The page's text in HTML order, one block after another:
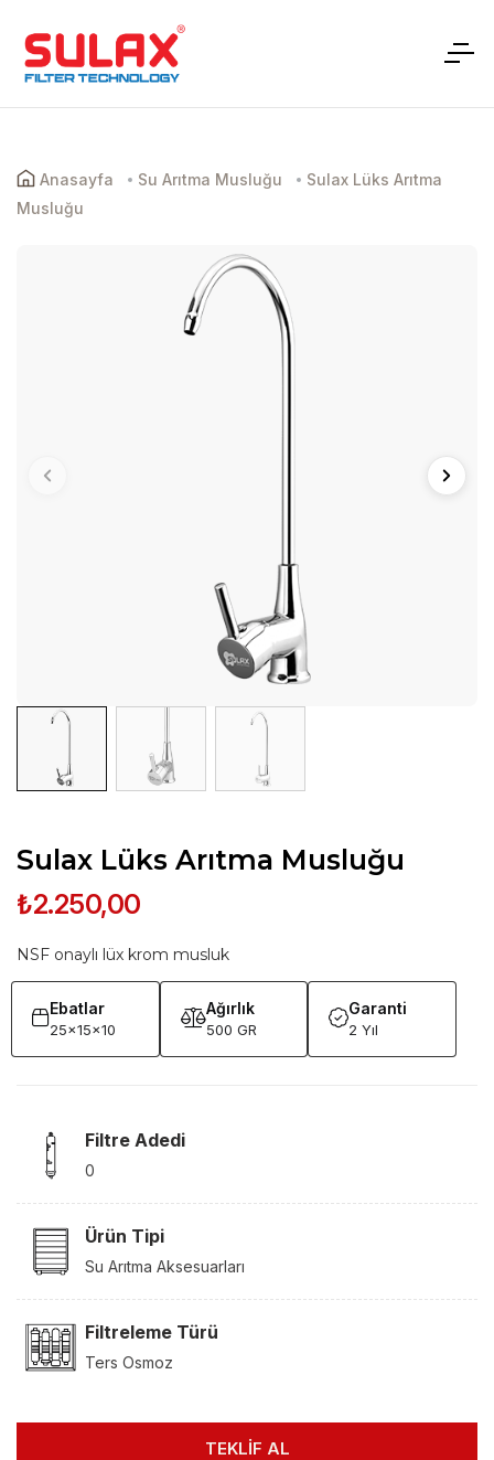
Anasayfa Su Arıtma Musluğu
Sulax Lüks Arıtma
Musluğu
Sulax Lüks Arıtma Musluğu
₺2.250,00
NSF onaylı lüx krom musluk
Ebatlar
25x15x10
Ağırlık
500 GR
Garanti
2 Yıl
Filtre Adedi
0
Ürün Tipi
Su Arıtma Aksesuarları
Filtreleme Türü
Ters Osmoz
TEKLİF AL